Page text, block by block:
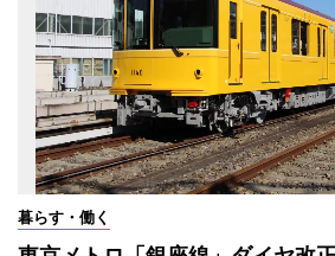
暮らす・働く